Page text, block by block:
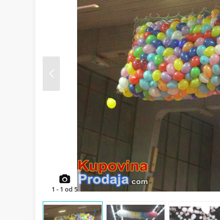
1 - 1 od 5